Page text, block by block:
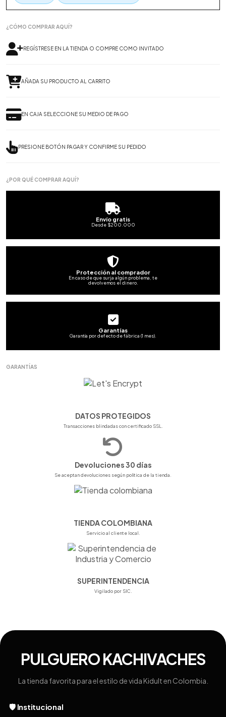
¿CÓMO COMPRAR AQUÍ?
REGÍSTRESE EN LA TIENDA O COMPRE COMO INVITADO
AÑADA SU PRODUCTO AL CARRITO
EN CAJA SELECCIONE SU MEDIO DE PAGO
PRESIONE BOTÓN PAGAR Y CONFIRME SU PEDIDO
¿POR QUÉ COMPRAR AQUÍ?
Envío gratis
Desde $200.000
Protección al comprador
En caso de que surja algún problema, te
devolvemos el dinero.
Garantías
Garantía por defecto de fábrica (1 mes).
GARANTÍAS
DATOS PROTEGIDOS
Transacciones blindadas con certificado SSL.
Devoluciones 30 días
Se aceptan devoluciones según política de la tienda.
TIENDA COLOMBIANA
Servicio al cliente local.
SUPERINTENDENCIA
Vigilado por SIC.
PULGUERO KACHIVACHES
La tienda favorita para el estilo de vida Kidult en Colombia.
🛡️ Institucional